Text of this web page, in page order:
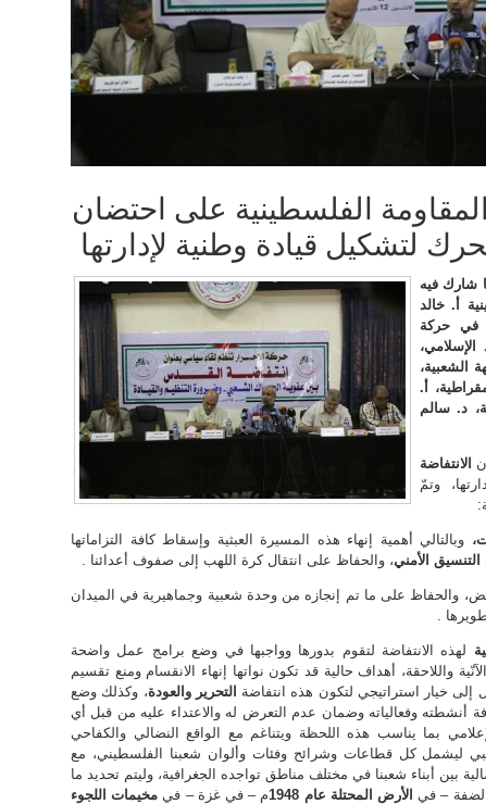
الفلسطينية على احتضان
لتشكيل قيادة وطنية لإدارتها
شارك فيه
أ. خالد
في حركة
الشعبية،
أ.
د. سالم
الانتفاضة
وتمّ
وبالتالي أهمية إنهاء هذه المسيرة العبثية وإسقاط كافة التزاماتها
التنسيق الأمني، والحفاظ على انتقال كرة اللهب إلى صفوف أعدائنا .
والحفاظ على ما تم إنجازه من وحدة شعبية وجماهيرية في الميدان
.
لهذه الانتفاضة لتقوم بدورها وواجبها في وضع برامج عمل واضحة
واللاحقة، أهداف حالية قد تكون نواتها إنهاء الانقسام ومنع تقسيم
خيار استراتيجي لتكون هذه انتفاضة التحرير والعودة، وكذلك وضع
أنشطته وفعالياته وضمان عدم التعرض له والاعتداء عليه من قبل أي
بما يناسب هذه اللحظة ويتناغم مع الواقع النضالي والكفاحي
ليشمل كل قطاعات وشرائح وفئات وألوان شعبنا الفلسطيني، مع
بين أبناء شعبنا في مختلف مناطق تواجده الجغرافية، وليتم تحديد ما
– فيالأرض المحتلة عام 1948 م – في غزة – في مخيمات اللجوء